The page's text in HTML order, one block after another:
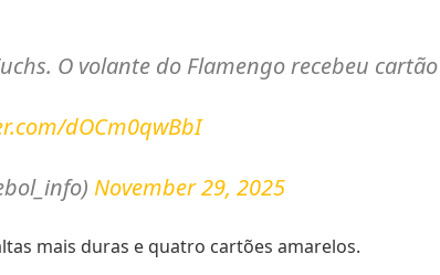
O volante do Flamengo recebeu
dOCm0qwBbI
November 29, 2025
mais duras e quatro cartões amarelos.